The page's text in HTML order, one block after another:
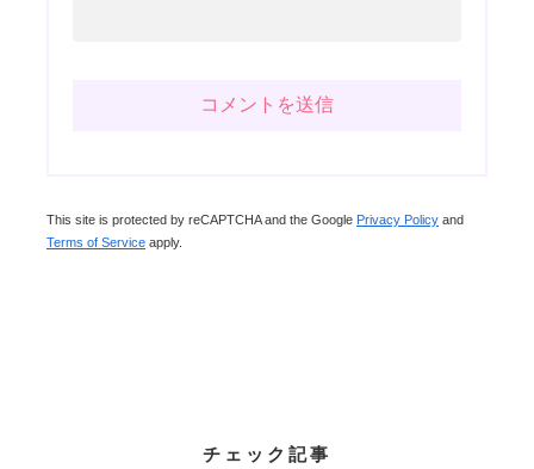
This site is protected by reCAPTCHA and the Google Privacy Policy and
Terms of Service apply.
チェック記事